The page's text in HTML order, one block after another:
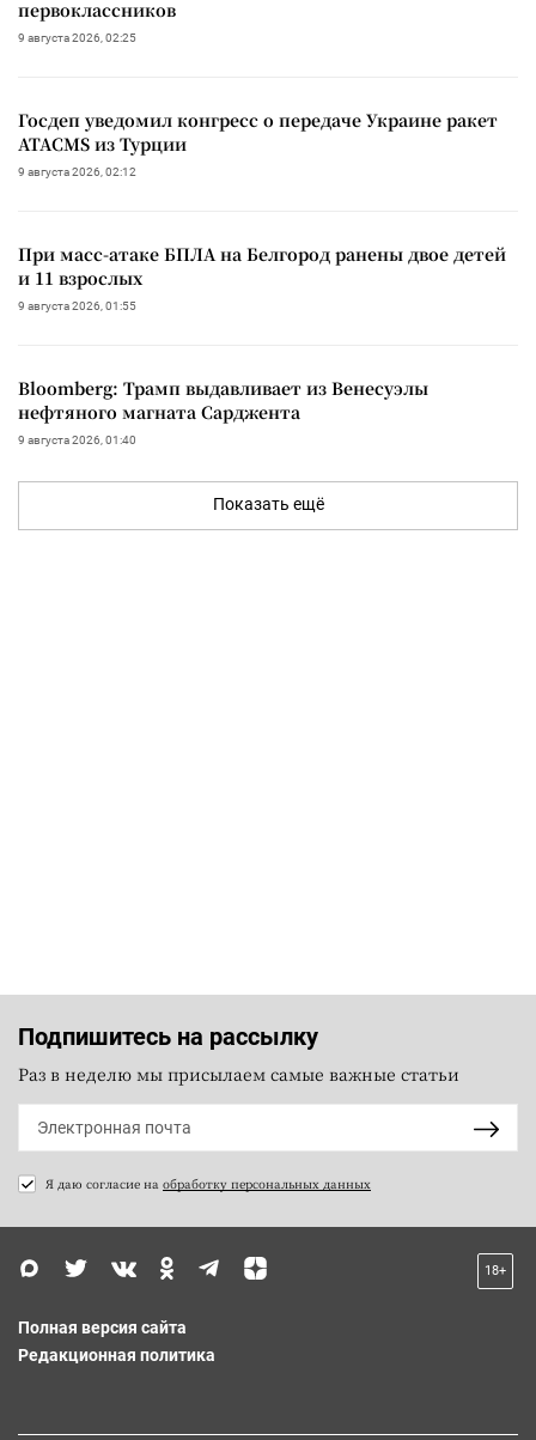
первоклассников
9 августа 2026, 02:25
Госдеп уведомил конгресс о передаче Украине ракет
ATACMS из Турции
9 августа 2026, 02:12
При масс-атаке БПЛА на Белгород ранены двое детей
и 11 взрослых
9 августа 2026, 01:55
Bloomberg: Трамп выдавливает из Венесуэлы
нефтяного магната Сарджента
9 августа 2026, 01:40
Показать ещё
Подпишитесь на рассылку
Раз в неделю мы присылаем самые важные статьи
Я даю согласие на обработку персональных данных
18+
Полная версия сайта
Редакционная политика